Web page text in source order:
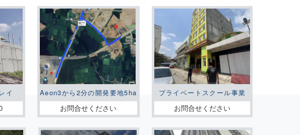
イ
Aeon3から2分の開発要地5ha
お問合せください
プライベートスクール事業
お問合せください